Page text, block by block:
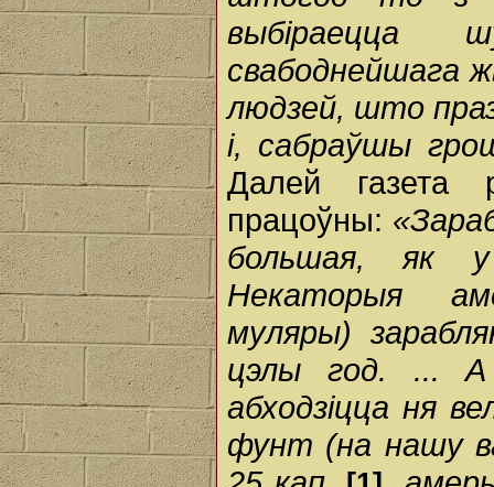
выбіраецца
свабоднейшага
людзей, што праз
і, сабраўшы
Далей газета
працоўны:
большая, як у
Некаторыя
муляры)
цэлы год. ... А
абходзіцца ня
фунт (на нашу